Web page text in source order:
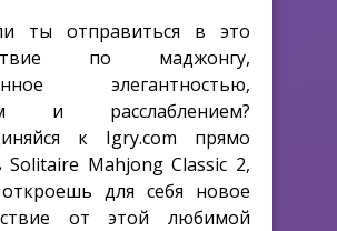
ты отправиться в это
по маджонгу,
элегантностью,
и расслаблением?
к Igry.com прямо
Solitaire Mahjong Classic 2,
для себя новое
от этой любимой